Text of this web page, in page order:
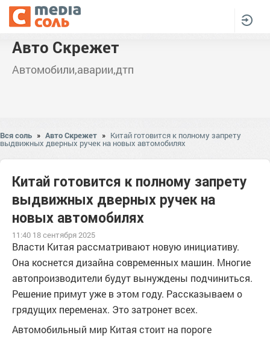
Авто Скрежет
Автомобили,аварии,дтп
Вся соль » Авто Скрежет » Китай готовится к полному запрету
выдвижных дверных ручек на новых автомобилях
Китай готовится к полному запрету
выдвижных дверных ручек на
новых автомобилях
11:40 18 сентября 2025
Власти Китая рассматривают новую инициативу.
Она коснется дизайна современных машин. Многие
автопроизводители будут вынуждены подчиниться.
Решение примут уже в этом году. Рассказываем о
грядущих переменах. Это затронет всех.
Автомобильный мир Китая стоит на пороге